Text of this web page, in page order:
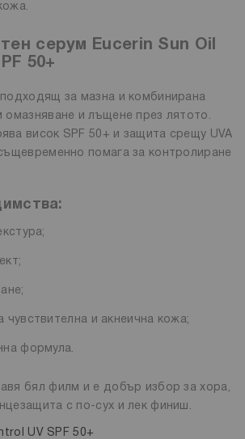
серум Eucerin Sun Oil
50+
подходящ за мазна и комбинирана
омазняване и лъщене през лятото.
висок SPF 50+ и защита срещу UVA
помага за контролиране
чувствителна и акнеична кожа;
формула.
бял филм и е добър избор за хора,
с по-сух и лек финиш.
UV SPF 50+